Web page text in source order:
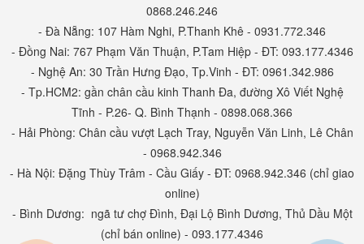
0868.246.246
- Đà Nẵng: 107 Hàm Nghi, P.Thanh Khê - 0931.772.346
- Đồng Nai: 767 Phạm Văn Thuận, P.Tam Hiệp - ĐT: 093.177.4346
- Nghệ An: 30 Trần Hưng Đạo, Tp.Vinh - ĐT: 0961.342.986
- Tp.HCM2: gần chân cầu kinh Thanh Đa, đường Xô Viết Nghệ
Tĩnh - P.26- Q. Bình Thạnh - 0898.068.366
- Hải Phòng: Chân cầu vượt Lạch Tray, Nguyễn Văn Linh, Lê Chân
- 0968.942.346
- Hà Nội: Đặng Thùy Trâm - Cầu Giấy - ĐT: 0968.942.346 (chỉ giao
online)
- Bình Dương: ngã tư chợ Đình, Đại Lộ Bình Dương, Thủ Dầu Một
(chỉ bán online) - 093.177.4346